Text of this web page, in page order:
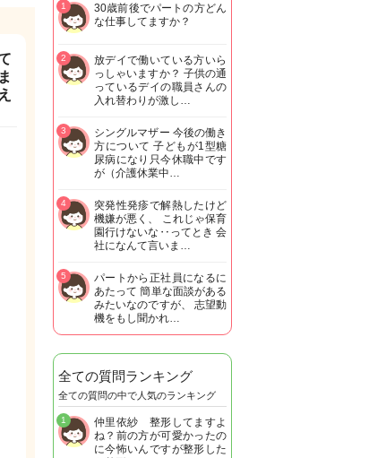
30歳前後でパートの方どん
な仕事してますか？
1
放デイで働いている方いら
っしゃいますか？ 子供の通
っているデイの職員さんの
入れ替わりが激し…
2
シングルマザー 今後の働き
方について 子どもが1型糖
尿病になり只今休職中です
が（介護休業中…
3
突発性発疹で解熱したけど
機嫌が悪く、 これじゃ保育
園行けないな‥ってとき 会
社になんて言いま…
4
パートから正社員になるに
あたって 簡単な面談がある
みたいなのですが、 志望動
機をもし聞かれ…
5
全ての質問ランキング
全ての質問の中で人気のランキング
仲里依紗 整形してますよ
ね？前の方が可愛かったの
に今怖いんですが整形した
1